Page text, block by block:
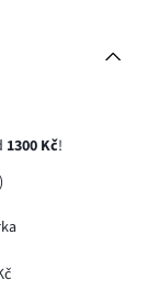
1300 Kč!